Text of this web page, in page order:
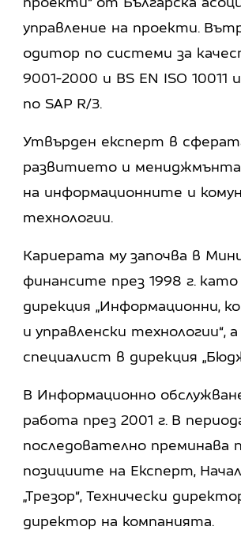
управление на проекти.
одитор по системи за
9001-2000 и BS EN ISO 10011
по SAP R/3.
Утвърден експерт в
развитието и
на информационните и
технологии.
Кариерата му започва в
финансите през 1998 г.
дирекция „Информационни,
и управленски технологии“,
специалист в дирекция
В Информационно
работа през 2001 г. В
последователно преминава
позициите на Експерт,
„Трезор“, Технически
директор на компанията.